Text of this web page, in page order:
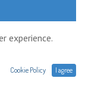
experience.
Cookie Policy I agree